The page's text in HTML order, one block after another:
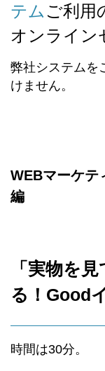
テムご利用
オンライン
弊社システムを
けません。
WEBマーケテ
編
「 実物を
る！ Good
時間は30分。